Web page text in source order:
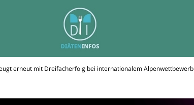
erneut mit Dreifacherfolg bei internationalem Alpenwettbewerb